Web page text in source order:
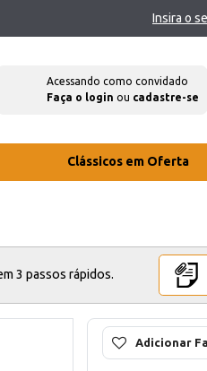
Insira o
Acessando como convidado
Faça o login ou cadastre-se
Clássicos em Oferta
3 passos rápidos.
Adicionar